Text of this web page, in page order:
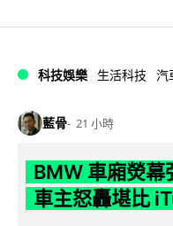
科技娛樂 生活科技 汽
藍骨 21 小時
BMW 車廂熒
車主怒轟堪比